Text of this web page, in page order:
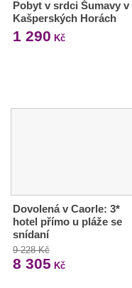
Pobyt v srdci Šumavy v
Kašperských Horách
1 290 Kč
Dovolená v Caorle: 3*
hotel přímo u pláže se
snídaní
9 228 Kč
8 305 Kč